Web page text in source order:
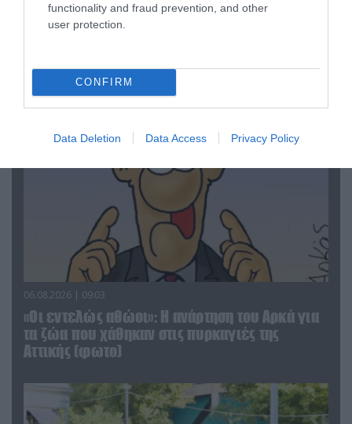
functionality and fraud prevention, and other
user protection.
CONFIRM
Data Deletion Data Access Privacy Policy
06.08.2026 | 14:02
«Επιχείρηση ελεύθερα πεζοδρόμια» στην
αντικείμενα από κοινόχρηστους χώρους
06.08.2026 | 09:03
«Οι εντελώς αθώοι»: Η ανάρτηση του Αρκά για
τα ζώα που χάθηκαν στις πυρκαγιές της
Αττικής (φωτο)